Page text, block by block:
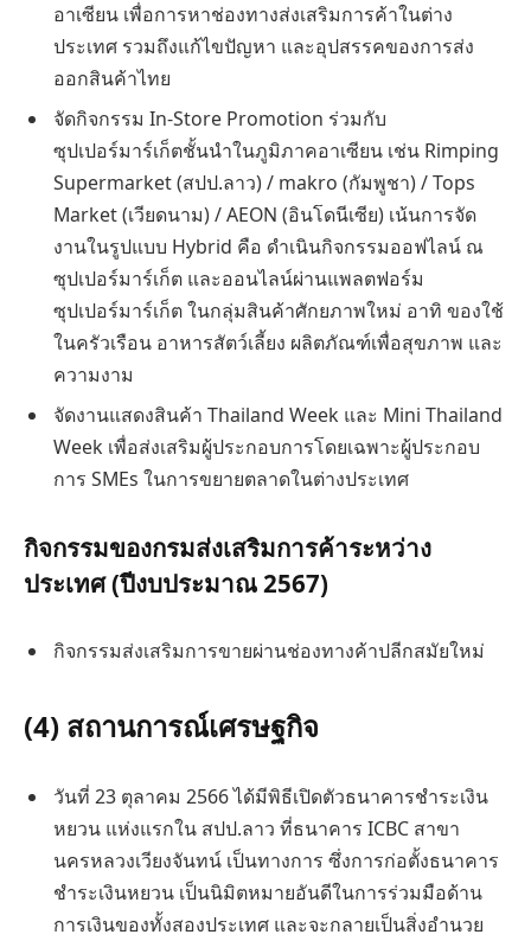
อาเซียน เพื่อการหาช่องทางส่งเสริมการค้าในต่าง
ประเทศ รวมถึงแก้ไขปัญหา และอุปสรรคของการส่ง
ออกสินค้าไทย
จัดกิจกรรม In-Store Promotion ร่วมกับ
ซุปเปอร์มาร์เก็ตชั้นนำในภูมิภาคอาเซียน เช่น Rimping
Supermarket (สปป.ลาว) / makro (กัมพูชา) / Tops
Market (เวียดนาม) / AEON (อินโดนีเซีย) เน้นการจัด
งานในรูปแบบ Hybrid คือ ดำเนินกิจกรรมออฟไลน์ ณ
ซุปเปอร์มาร์เก็ต และออนไลน์ผ่านแพลตฟอร์ม
ซุปเปอร์มาร์เก็ต ในกลุ่มสินค้าศักยภาพใหม่ อาทิ ของใช้
ในครัวเรือน อาหารสัตว์เลี้ยง ผลิตภัณฑ์เพื่อสุขภาพ และ
ความงาม
จัดงานแสดงสินค้า Thailand Week และ Mini Thailand
Week เพื่อส่งเสริมผู้ประกอบการโดยเฉพาะผู้ประกอบ
การ SMEs ในการขยายตลาดในต่างประเทศ
กิจกรรมของกรมส่งเสริมการค้าระหว่าง
ประเทศ (ปีงบประมาณ 2567)
กิจกรรมส่งเสริมการขายผ่านช่องทางค้าปลีกสมัยใหม่
(4) สถานการณ์เศรษฐกิจ
วันที่ 23 ตุลาคม 2566 ได้มีพิธีเปิดตัวธนาคารชําระเงิน
หยวน แห่งแรกใน สปป.ลาว ที่ธนาคาร ICBC สาขา
นครหลวงเวียงจันทน์ เป็นทางการ ซึ่งการก่อตั้งธนาคาร
ชําระเงินหยวน เป็นนิมิตหมายอันดีในการร่วมมือด้าน
การเงินของทั้งสองประเทศ และจะกลายเป็นสิ่งอํานวย